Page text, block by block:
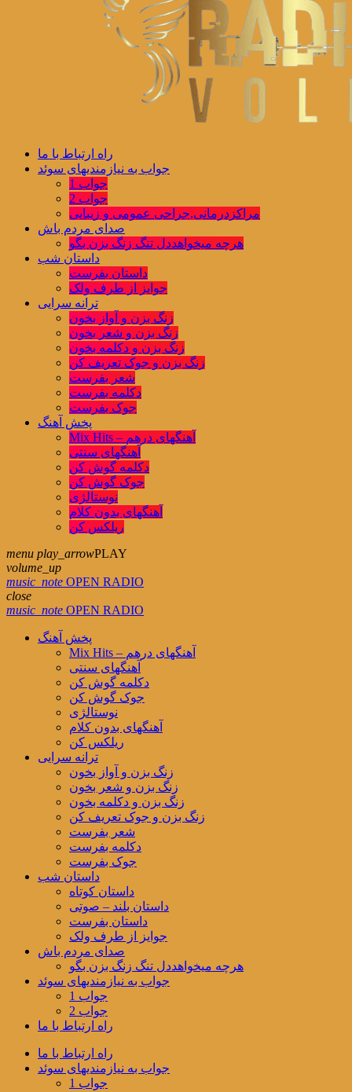
راه ارتباط با ما
جواب به نیازمندیهای سوئد
جواب 1
جواب 2
مراکزدرمانی,جراحی عمومی و زیبایی
صدای مردم باش
هرچه میخواهددل تنگ زنگ بزن بگو
داستان شب
داستان بفرست
جوایز از طرف ولک
ترانه سرایی
زنگ بزن و آواز بخون
زنگ بزن و شعر بخون
زنگ بزن و دکلمه بخون
زنگ بزن و جوک تعریف کن
شعر بفرست
دکلمه بفرست
جوک بفرست
پخش آهنگ
Mix Hits – آهنگهای درهم
آهنگهای سنتی
دکلمه گوش کن
جوک گوش کن
نوستالژی
آهنگهای بدون کلام
ریلکس کن
menu play_arrowPLAY
volume_up
music_note OPEN RADIO
close
music_note OPEN RADIO
پخش آهنگ
Mix Hits – آهنگهای درهم
آهنگهای سنتی
دکلمه گوش کن
جوک گوش کن
نوستالژی
آهنگهای بدون کلام
ریلکس کن
ترانه سرایی
زنگ بزن و آواز بخون
زنگ بزن و شعر بخون
زنگ بزن و دکلمه بخون
زنگ بزن و جوک تعریف کن
شعر بفرست
دکلمه بفرست
جوک بفرست
داستان شب
داستان کوتاه
داستان بلند – صوتی
داستان بفرست
جوایز از طرف ولک
صدای مردم باش
هرچه میخواهددل تنگ زنگ بزن بگو
جواب به نیازمندیهای سوئد
جواب 1
جواب 2
راه ارتباط با ما
راه ارتباط با ما
جواب به نیازمندیهای سوئد
جواب 1